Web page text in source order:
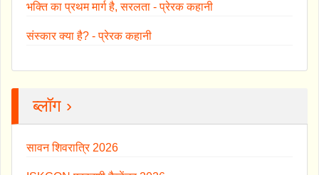
भक्ति का प्रथम मार्ग है, सरलता - प्रेरक कहानी
संस्कार क्या है? - प्रेरक कहानी
ब्लॉग ›
सावन शिवरात्रि 2026